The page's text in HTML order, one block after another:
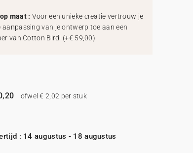
maat : Voor een unieke creatie vertrouw je
aanpassing van je ontwerp toe aan een
van Cotton Bird! (+€ 59,00)
ofwel € 2,02 per stuk
: 14 augustus - 18 augustus